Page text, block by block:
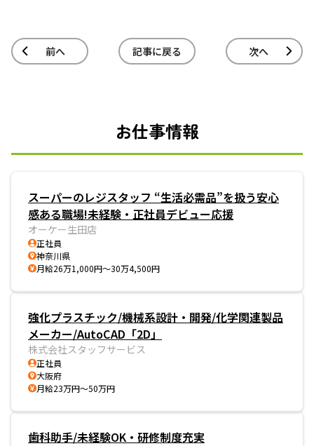
前へ 記事に戻る 次へ
お仕事情報
スーパーのレジスタッフ “生活必需品”を扱う安心
感ある職場!未経験・正社員デビュー応援
オーケー生田店
正社員
神奈川県
月給26万1,000円～30万4,500円
強化プラスチック/機械系設計・開発/化学関連製品
メーカー/AutoCAD「2D」
株式会社スタッフサービス
正社員
大阪府
月給23万円～50万円
歯科助手/未経験OK・研修制度充実